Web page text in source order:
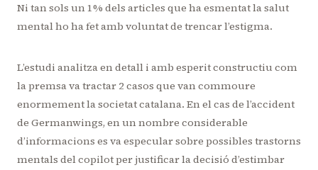
Ni tan sols un 1% dels articles que ha esmentat la salut
mental ho ha fet amb voluntat de trencar l’estigma.
L’estudi analitza en detall i amb esperit constructiu com
la premsa va tractar 2 casos que van commoure
enormement la societat catalana. En el cas de l’accident
de Germanwings, en un nombre considerable
d’informacions es va especular sobre possibles trastorns
mentals del copilot per justificar la decisió d’estimbar